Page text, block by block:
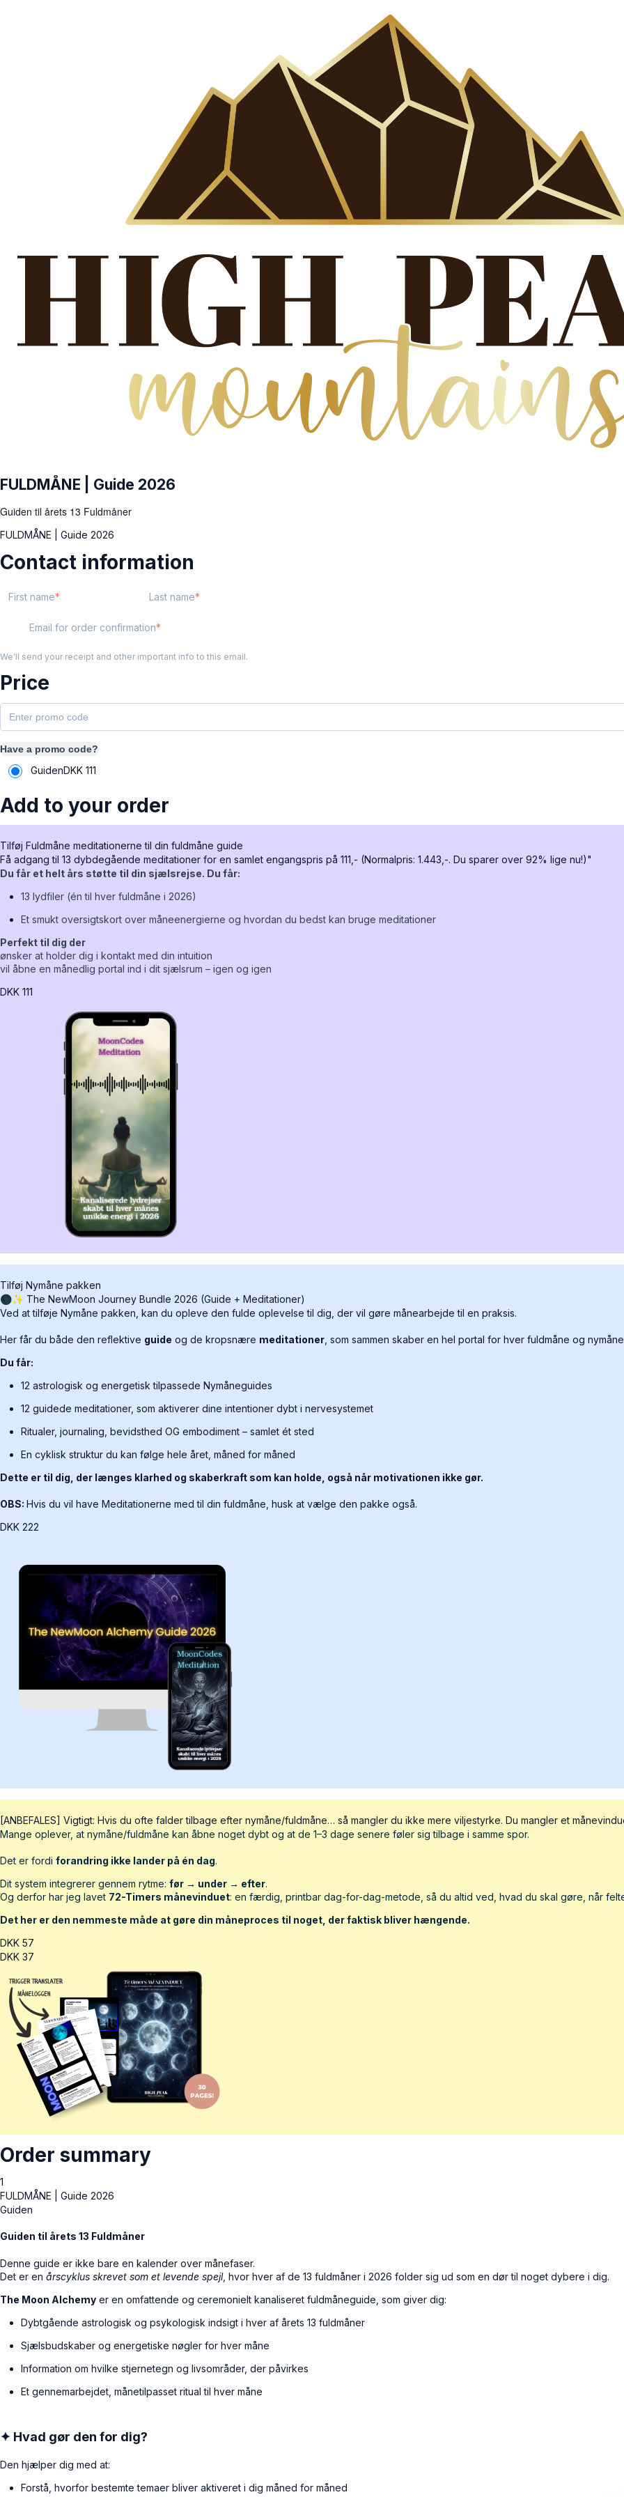
FULDMÅNE | Guide 2026
Guiden til årets 13 Fuldmåner
FULDMÅNE | Guide 2026
Contact information
First name Last name
Email for order confirmation
We'll send your receipt and other important info to this email.
Price
Have a promo code?
GuidenDKK 111
Add to your order
Tilføj Fuldmåne meditationerne til din fuldmåne guide
Få adgang til 13 dybdegående meditationer for en samlet engangspris på 111,- (Normalpris: 1.443,-. Du sparer over 92% lige nu!)"
Du får et helt års støtte til din sjælsrejse. Du får:
13 lydfiler (én til hver fuldmåne i 2026)
Et smukt oversigtskort over måneenergierne og hvordan du bedst kan bruge meditationer
Perfekt til dig der
ønsker at holder dig i kontakt med din intuition
vil åbne en månedlig portal ind i dit sjælsrum – igen og igen
DKK 111
Tilføj Nymåne pakken
🌑✨ The NewMoon Journey Bundle 2026 (Guide + Meditationer)
Ved at tilføje Nymåne pakken, kan du opleve den fulde oplevelse til dig, der vil gøre månearbejde til en praksis.
Her får du både den reflektive guide og de kropsnære meditationer , som sammen skaber en hel portal for hver fuldmåne og
Du får:
12 astrologisk og energetisk tilpassede Nymåneguides
12 guidede meditationer, som aktiverer dine intentioner dybt i nervesystemet
Ritualer, journaling, bevidsthed OG embodiment – samlet ét sted
En cyklisk struktur du kan følge hele året, måned for måned
Dette er til dig, der længes klarhed og skaberkraft som kan holde, også når motivationen ikke gør.
OBS: Hvis du vil have Meditationerne med til din fuldmåne, husk at vælge den pakke også.
DKK 222
[ANBEFALES] Vigtigt: Hvis du ofte falder tilbage efter nymåne/fuldmåne… så mangler du ikke mere viljestyrke. Du mangler et
Mange oplever, at nymåne/fuldmåne kan åbne noget dybt og at de 1–3 dage senere føler sig tilbage i samme spor.
Det er fordi forandring ikke lander på én dag.
Dit system integrerer gennem rytme: før → under → efter.
Og derfor har jeg lavet 72-Timers månevinduet: en færdig, printbar dag-for-dag-metode, så du altid ved, hvad du skal gøre, når
Det her er den nemmeste måde at gøre din måneproces til noget, der faktisk bliver hængende.
DKK 57
DKK 37
Order summary
1
FULDMÅNE | Guide 2026
Guiden
Guiden til årets 13 Fuldmåner
Denne guide er ikke bare en kalender over månefaser.
Det er en årscyklus skrevet som et levende spejl, hvor hver af de 13 fuldmåner i 2026 folder sig ud som en dør til noget dybere i dig.
The Moon Alchemy er en omfattende og ceremonielt kanaliseret fuldmåneguide, som giver dig:
Dybtgående astrologisk og psykologisk indsigt i hver af årets 13 fuldmåner
Sjælsbudskaber og energetiske nøgler for hver måne
Information om hvilke stjernetegn og livsområder, der påvirkes
Et gennemarbejdet, månetilpasset ritual til hver måne
✦ Hvad gør den for dig?
Den hjælper dig med at:
Forstå, hvorfor bestemte temaer bliver aktiveret i dig måned for måned